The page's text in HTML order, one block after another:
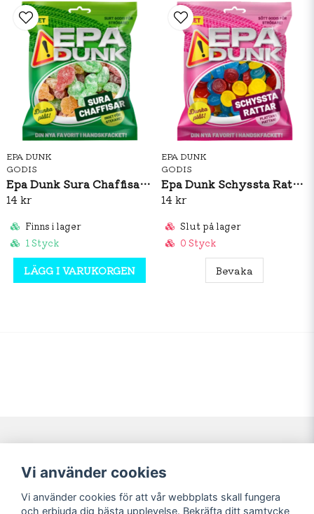
EPA DUNK
GODIS
Epa Dunk Sura Chaffisar 80g
14 kr
Finns i lager
1 Styck
LÄGG I VARUKORGEN
EPA DUNK
GODIS
Epa Dunk Schyssta Rattar 80g
14 kr
Slut på lager
0 Styck
Bevaka
Navigering
Nyheter!
Mitt konto
Logga in
Registrera dig
Vi använder cookies
Vi använder cookies för att vår webbplats skall fungera
och erbjuda dig bästa upplevelse. Bekräfta ditt samtycke